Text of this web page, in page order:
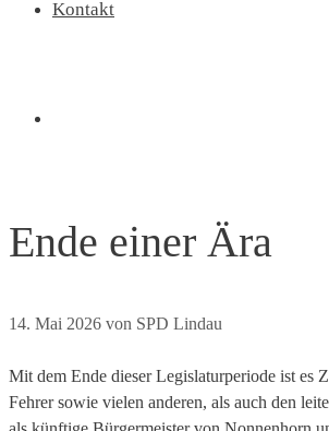
Kontakt
Ende einer Ära
14. Mai 2026 von SPD Lindau
Mit dem Ende dieser Legislaturperiode ist es
Fehrer sowie vielen anderen, als auch den